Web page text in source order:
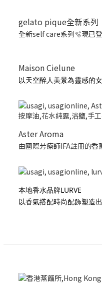
gelato pique全新系列
全新self care系列🫧現已
Maison Cielune
以天空醉人美景為靈感的
Aster Aroma
由國際芳療師IFA註冊的香
本地香水品牌LURVE
以香氣搭配時尚配飾塑造